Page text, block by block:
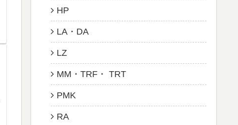
HP
LA・DA
LZ
MM・TRF・ TRT
PMK
RA